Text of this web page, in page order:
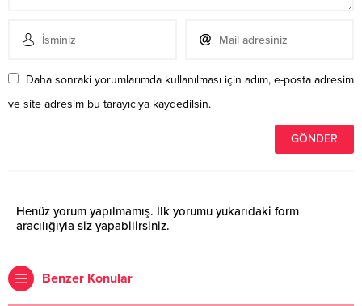
Daha sonraki yorumlarımda kullanılması için adım, e-posta adresim
ve site adresim bu tarayıcıya kaydedilsin.
Henüz yorum yapılmamış. İlk yorumu yukarıdaki form
aracılığıyla siz yapabilirsiniz.
Benzer Konular